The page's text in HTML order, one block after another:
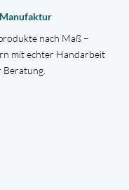
nach Maß –
mit echter Handarbeit
Beratung.